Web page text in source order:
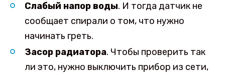
Слабый напор воды. И тогда датчик не
сообщает спирали о том, что нужно
начинать греть.
Засор радиатора. Чтобы проверить так
ли это, нужно выключить прибор из сети,